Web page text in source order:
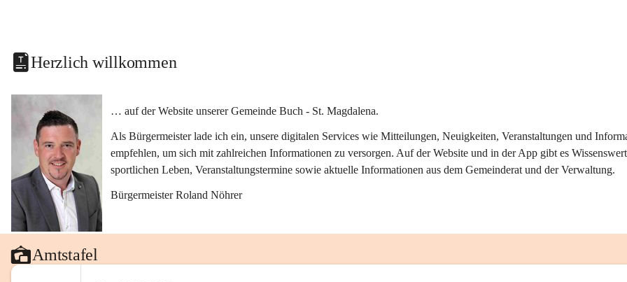
Herzlich willkommen
… auf der Website unserer Gemeinde Buch - St. Magdalena.
Als Bürgermeister lade ich ein, unsere digitalen Services wie Mitteilungen, Neuigkeiten, Veranstaltungen und
empfehlen, um sich mit zahlreichen Informationen zu versorgen. Auf der Website und in der App gibt es
sportlichen Leben, Veranstaltungstermine sowie aktuelle Informationen aus dem Gemeinderat und der Verwaltung.
Bürgermeister Roland Nöhrer
Amtstafel